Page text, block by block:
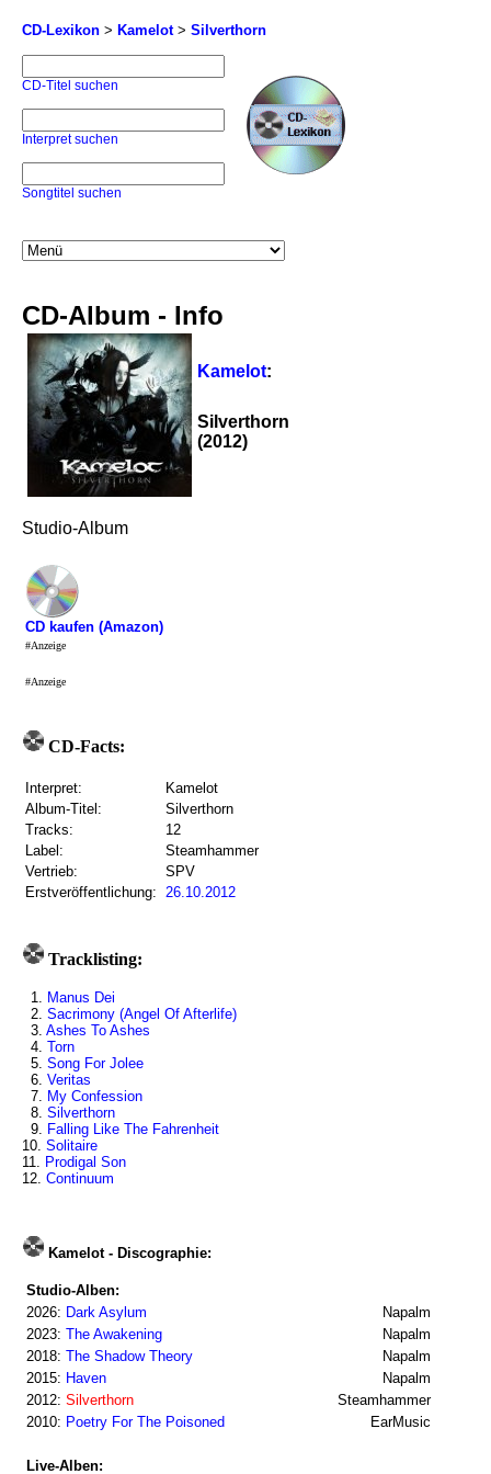
CD-Lexikon > Kamelot> Silverthorn
CD-Titel suchen
Interpret suchen
Songtitel suchen
CD-Album - Info
Kamelot:
Silverthorn
(2012)
Studio-Album
CD kaufen (Amazon)
#Anzeige
#Anzeige
CD-Facts:
Interpret:
Kamelot
Album-Titel:
Silverthorn
Tracks:
12
Label:
Steamhammer
Vertrieb:
SPV
Erstveröffentlichung: 26.10.2012
Tracklisting:
1. Manus Dei
2. Sacrimony (Angel Of Afterlife)
3. Ashes To Ashes
4. Torn
5. Song For Jolee
6. Veritas
7. My Confession
8. Silverthorn
9. Falling Like The Fahrenheit
10. Solitaire
11. Prodigal Son
12. Continuum
Kamelot - Discographie:
Studio-Alben:
2026: Dark Asylum
Napalm
2023: The Awakening
Napalm
2018: The Shadow Theory
Napalm
2015: Haven
Napalm
2012: Silverthorn
Steamhammer
2010: Poetry For The Poisoned EarMusic
Live-Alben: